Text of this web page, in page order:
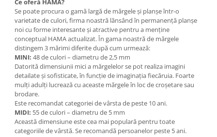
Matematica
Pregătire pentru școală
Pregătirea scrierii de mână
Secventialitate
Sortare si numarare
Stiinte
Mărgele de călcat HAMA
Hama Maxi Sticks
Margele HAMA MAXI
Mărgele HAMA MIDI
Ce oferă HAMA?
Se poate procura o gamă largă de mărgele și planșe într-o
varietate de culori, firma noastră lănsând în permanență planșe
noi cu forme interesante și atractive pentru a menține
conceptual HAMA actualizat. În gama noastră de mărgele
distingem 3 mărimi diferite după cum urmează:
MINI: 48 de culori – diametru de 2,5 mm
Datorită dimensiunii mici a mărgelelor se pot realiza imagini
detailate și sofisticate, în funcție de imaginația fiecăruia. Foarte
mulți adulți lucrează cu aceaste mărgele în loc de croșetare sau
brodare.
Este recomandat categoriei de vârsta de peste 10 ani.
MIDI: 55 de culori – diametru de 5 mm
Această dimensiune este cea mai populară pentru toate
categoriile de vârstă. Se recomandă persoanelor peste 5 ani.